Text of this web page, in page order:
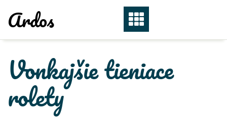
content
Ardos
Vonkajšie tieniace
rolety